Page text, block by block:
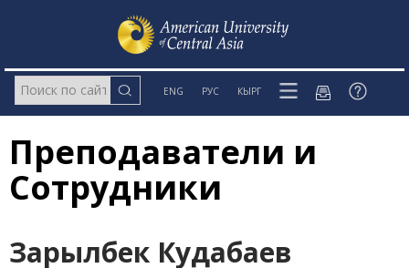
ENG РУС КЫРГ
Преподаватели и
Сотрудники
Зарылбек Кудабаев